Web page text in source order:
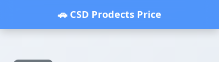
🚗 CSD Prodects Price